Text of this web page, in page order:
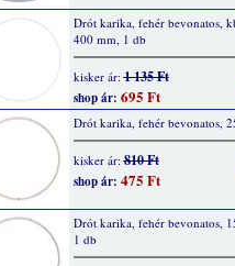
Drót karika, fehér bevonatos,
400 mm, 1 db
kisker ár:1 135 Ft
shop ár: 695 Ft
Drót karika, fehér bevonatos,
kisker ár:810 Ft
shop ár: 475 Ft
Drót karika, fehér bevonatos,
1 db